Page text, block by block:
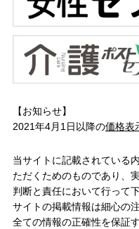
【お知らせ】
2021年4月1日以降の価格表
当サイトに記載されている
ただくためのものであり、
判断と責任において行って
サイトの掲載情報は細心の
全ての情報の正確性を保証